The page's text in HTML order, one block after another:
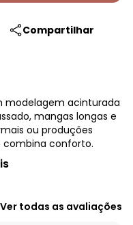
Compartilhar
modelagem acinturada
mangas longas e
ou produções
combina conforto.
Ver todas as avaliações